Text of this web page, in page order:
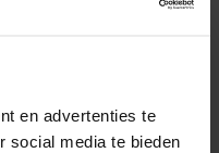
en advertenties te
social media te bieden